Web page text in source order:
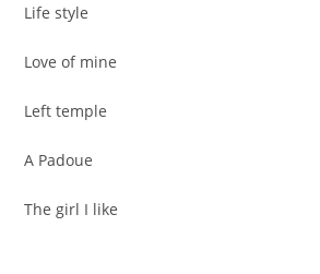
Life style
Love of mine
Left temple
A Padoue
The girl I like